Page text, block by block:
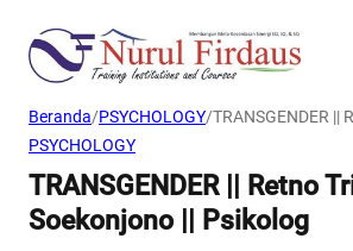
Beranda/PSYCHOLOGY/TRANSGENDER ||
PSYCHOLOGY
TRANSGENDER || Retno
Soekonjono || Psikolog